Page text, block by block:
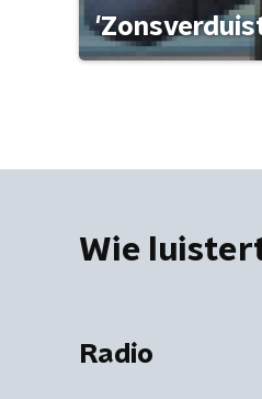
Wie
Radio